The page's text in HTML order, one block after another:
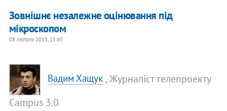
Зовнішнє незалежне оцінювання під
мікроскопом
08 лютого 2013, 15:45
Вадим Хащук , Журналіст телепроекту
Campus 3.0